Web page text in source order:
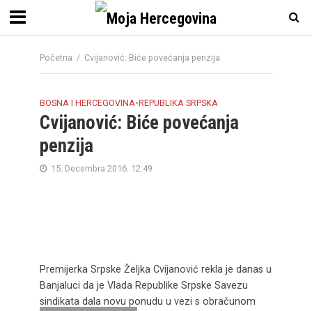
Početna / Cvijanović: Biće povećanja penzija
BOSNA I HERCEGOVINA•REPUBLIKA SRPSKA
Cvijanović: Biće povećanja
penzija
15. Decembra 2016. 12:49
Premijerka Srpske Željka Cvijanović rekla je danas u
Banjaluci da je Vlada Republike Srpske Savezu
sindikata dala novu ponudu u vezi s obračunom